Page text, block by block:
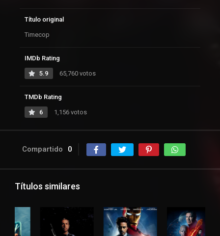
Título original
Timecop
IMDb Rating
5.9 65,760 votos
TMDb Rating
6 1,156 votos
Compartido 0
Títulos similares